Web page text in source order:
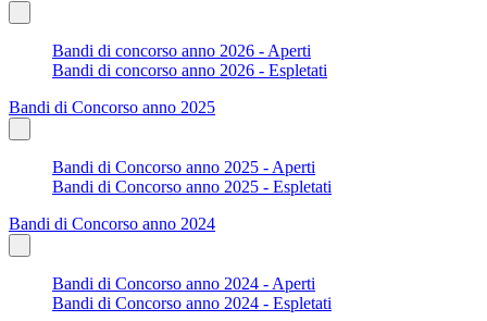
Bandi di concorso anno 2026 - Aperti
Bandi di concorso anno 2026 - Espletati
Bandi di Concorso anno 2025
Bandi di Concorso anno 2025 - Aperti
Bandi di Concorso anno 2025 - Espletati
Bandi di Concorso anno 2024
Bandi di Concorso anno 2024 - Aperti
Bandi di Concorso anno 2024 - Espletati